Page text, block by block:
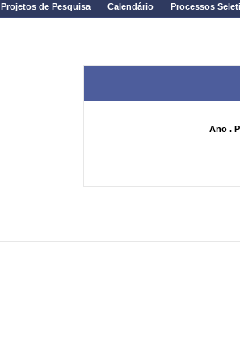
Projetos de Pesquisa Calendário Processos
Ano .